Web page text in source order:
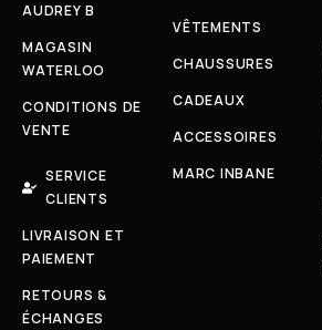
AUDREY B
MAGASIN
WATERLOO
CONDITIONS DE
VENTE
SERVICE
CLIENTS
LIVRAISON ET
PAIEMENT
RETOURS &
ÉCHANGES
VÊTEMENTS
CHAUSSURES
CADEAUX
ACCESSOIRES
MARC INBANE